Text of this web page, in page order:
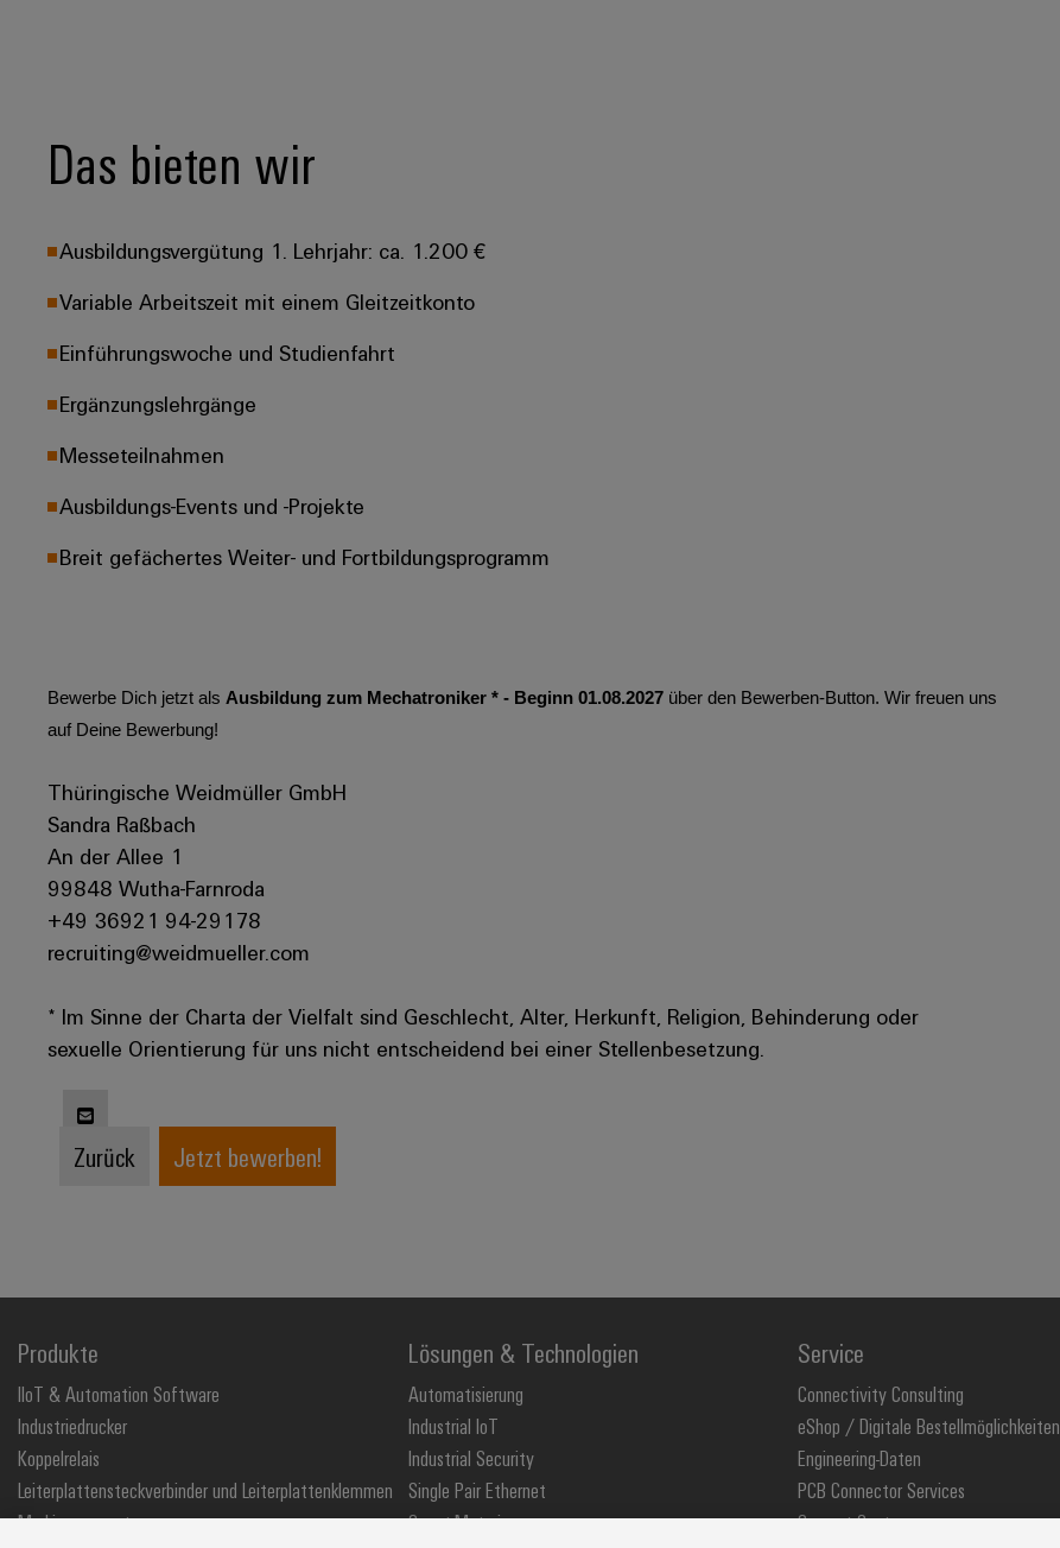
Das bieten wir
Ausbildungsvergütung 1. Lehrjahr: ca. 1.200 €
Variable Arbeitszeit mit einem Gleitzeitkonto
Einführungswoche und Studienfahrt
Ergänzungslehrgänge
Messeteilnahmen
Ausbildungs-Events und -Projekte
Breit gefächertes Weiter- und Fortbildungsprogramm
Bewerbe Dich jetzt als Ausbildung zum Mechatroniker * - Beginn 01.08.2027 über den Bewerben-Button. Wir freuen uns
auf Deine Bewerbung!
Thüringische Weidmüller GmbH
Sandra Raßbach
An der Allee 1
99848 Wutha-Farnroda
+49 36921 94-29178
recruiting@weidmueller.com
* Im Sinne der Charta der Vielfalt sind Geschlecht, Alter, Herkunft, Religion, Behinderung oder
sexuelle Orientierung für uns nicht entscheidend bei einer Stellenbesetzung.
Zurück Jetzt bewerben!
Produkte
IIoT & Automation Software
Industriedrucker
Koppelrelais
Leiterplattensteckverbinder und Leiterplattenklemmen
Markierungssysteme
Lösungen & Technologien
Automatisierung
Industrial IoT
Industrial Security
Single Pair Ethernet
Smart Metering
Service
Connectivity Consulting
eShop / Digitale Bestellmöglichkeiten
Engineering-Daten
PCB Connector Services
Support Center